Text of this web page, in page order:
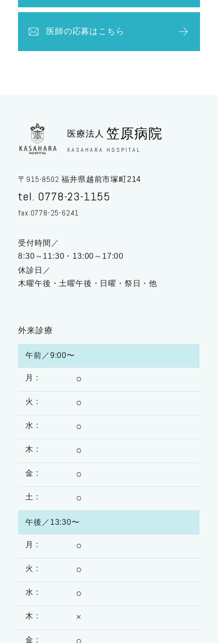
医師の応募はこちら
医療法人 笠原病院
KASAHARA HOSPITAL
〒 915-8502 福井県越前市塚町214
tel. 0778-23-1155
fax.0778-25-6241
受付時間／
8:30～11:30・13:00～17:00
休診日／
木曜午後・土曜午後・日曜・祭日・他
外来診療
午前／9:00〜
○
○
○
○
○
○
午後／13:30〜
○
○
○
×
○